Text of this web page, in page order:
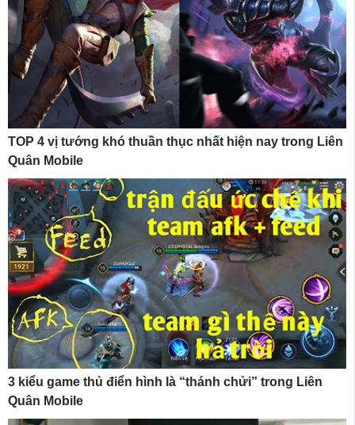
TOP 4 vị tướng khó thuần thục nhất hiện nay trong Liên
Quân Mobile
3 kiểu game thủ điển hình là “thánh chửi” trong Liên
Quân Mobile